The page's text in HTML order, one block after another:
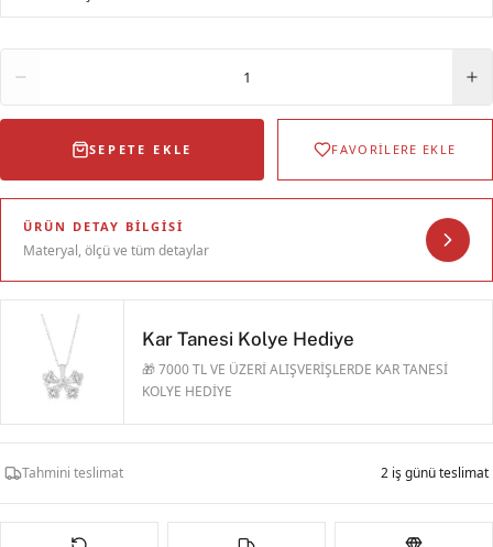
1
SEPETE EKLE FAVORİLERE EKLE
ÜRÜN DETAY BILGISI
Materyal, ölçü ve tüm detaylar
Kar Tanesi Kolye Hediye
🎁 7000 TL VE ÜZERİ ALIŞVERİŞLERDE KAR TANESİ
KOLYE HEDİYE
Tahmini teslimat 2 iş günü teslimat